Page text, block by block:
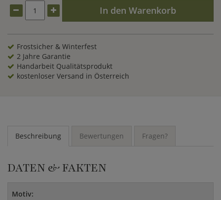
Gartenfigurenan. Sie können den chinesischen
Glücksdrachen auch mit einem klassischenWandrelief
im asiatischen Design kombinieren. Bestellen
Sie noch heute und Sie bekommen diese Gartenfigur
innerhalb Deutschlands versandkostenfrei nach Hause
geliefert.
In den Warenkorb
Frostsicher & Winterfest
2 Jahre Garantie
Handarbeit Qualitätsprodukt
kostenloser Versand in Österreich
Beschreibung Bewertungen Fragen?
DATEN & FAKTEN
Motiv: